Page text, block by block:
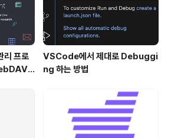
리 프로
VSCode에서 제대로 Debuggi
ng 하는 방법